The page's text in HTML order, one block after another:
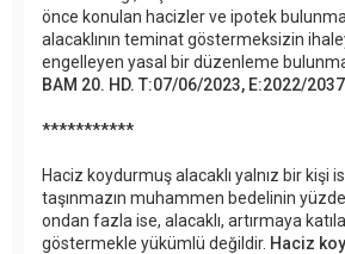
önce konulan hacizler ve ipotek
alacaklının teminat göstermeksizin
engelleyen yasal bir düzenleme
BAM 20. HD. T:07/06/2023, E:2022/
***********
Haciz koydurmuş alacaklı yalnız bir kişi
taşınmazın muhammen bedelinin
ondan fazla ise, alacaklı, artırmaya
göstermekle yükümlü değildir. Haciz